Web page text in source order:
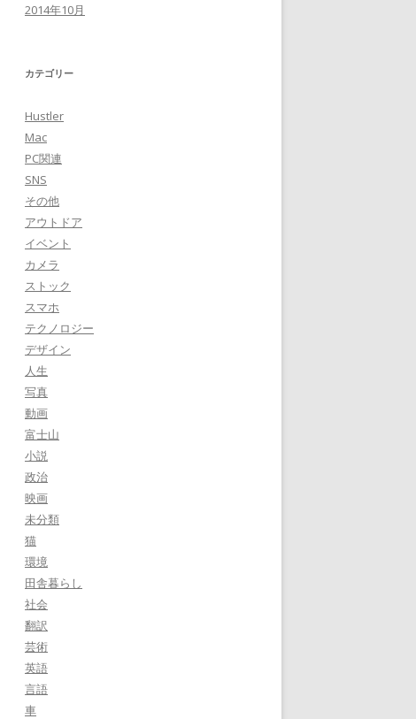
2014年10月
カテゴリー
Hustler
Mac
PC関連
SNS
その他
アウトドア
イベント
カメラ
ストック
スマホ
テクノロジー
デザイン
人生
写真
動画
富士山
小説
政治
映画
未分類
猫
環境
田舎暮らし
社会
翻訳
芸術
英語
言語
車